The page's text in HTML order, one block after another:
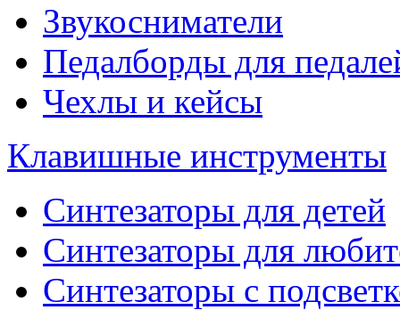
Звукосниматели
Педалборды для
Чехлы и кейсы
Клавишные инструменты
Синтезаторы для детей
Синтезаторы для
Синтезаторы с